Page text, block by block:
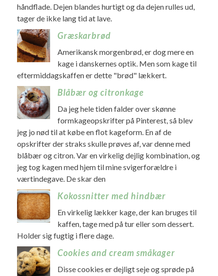
håndflade. Dejen blandes hurtigt og da dejen rulles ud,
tager de ikke lang tid at lave.
Græskarbrød
Amerikansk morgenbrød, er dog mere en
kage i danskernes optik. Men som kage til
eftermiddagskaffen er dette "brød" lækkert.
Blåbær og citronkage
Da jeg hele tiden falder over skønne
formkageopskrifter på Pinterest, så blev
jeg jo nød til at købe en flot kageform. En af de
opskrifter der straks skulle prøves af, var denne med
blåbær og citron. Var en virkelig dejlig kombination, og
jeg tog kagen med hjem til mine svigerforældre i
værtindegave. De skar den
Kokossnitter med hindbær
En virkelig lækker kage, der kan bruges til
kaffen, tage med på tur eller som dessert.
Holder sig fugtig i flere dage.
Cookies and cream småkager
Disse cookies er dejligt seje og sprøde på